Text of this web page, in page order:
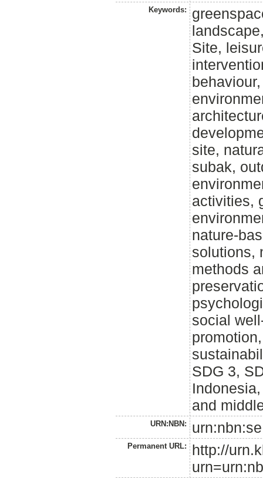
Keywords:
Site,
site,
subak,
activities,
nature-
solutions,
methods
social
SDG 3,
and
URN:NBN:
Permanent URL:
http://